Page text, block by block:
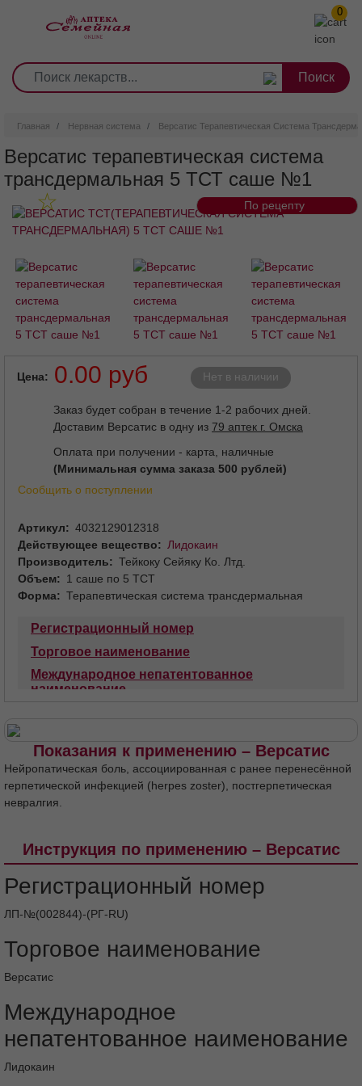
0
Главная Нервная система Версатис Терапевтическая Система
Версатис терапевтическая система
трансдермальная 5 ТСТ саше №1
По рецепту
Цена 0.00 руб Нет в наличии
Заказ будет собран в течение 1-2 рабочих дней.
Доставим Версатис в одну из 79 аптек г. Омска
Оплата при получении - карта, наличные
(Минимальная сумма заказа 500 рублей)
Сообщить о поступлении
Артикул
4032129012318
Действующее вещество
Лидокаин
Производитель
Тейкоку Сейяку Ко. Лтд.
Объем
1 саше по 5 ТСТ
Форма
Терапевтическая система трансдермальная
Регистрационный номер
Торговое наименование
Международное непатентованное
наименование
Фармакологические свойства
Фармакодинамика
Фармакокинетика
Показания
Применение при беременности и в период
грудного вскармливания
Способ применения и дозы
Побочное действие
лекарственными средствами
Особые указания
транспортными средствами, механизмами
Форма выпуска
Хранение
Срок годности
Показания к применению – Версатис
Нейропатическая боль, ассоциированная с ранее перенесённой
герпетической инфекцией (herpes zoster), постгерпетическая
невралгия.
Инструкция по применению – Версатис
Регистрационный номер
ЛП-№(002844)-(РГ-RU)
Торговое наименование
Версатис
Международное
непатентованное наименование
Лидокаин